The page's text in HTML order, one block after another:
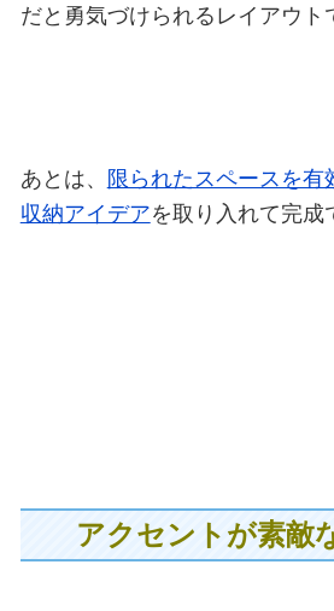
だと勇気づけられるレイアウト
あとは、 限られたスペースを有
収納アイデアを取り入れて完成
アクセントが素敵